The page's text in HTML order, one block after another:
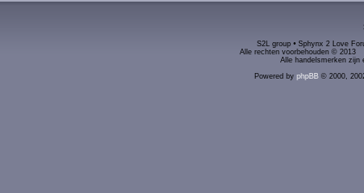
S2L group • Sphynx 2 Love
Alle rechten voorbehouden ©
Alle handelsmerken zijn
Powered by phpBB© 2000,